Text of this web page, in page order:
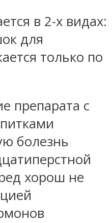
в 2-х видах:
для
только по
препарата с
болезнь
хорош не